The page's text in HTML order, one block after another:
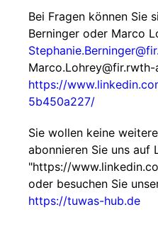
Bei Fragen können Sie
Berninger oder Marco
Marco.Lohrey@fir.rwth-
https://
5b450a227/
Sie wollen keine
abonnieren Sie uns auf
"https://
oder besuchen Sie
https://tuwas-hub.de